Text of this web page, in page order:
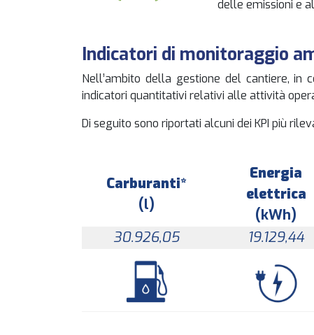
delle emissioni e
Indicatori di monitoraggio
Nell’ambito della gestione del cantiere, in
indicatori quantitativi relativi alle attività
Di seguito sono riportati alcuni dei KPI più
Carburanti*
(l)
Energia
elettrica
(kWh)
30.926,05
19.129,44